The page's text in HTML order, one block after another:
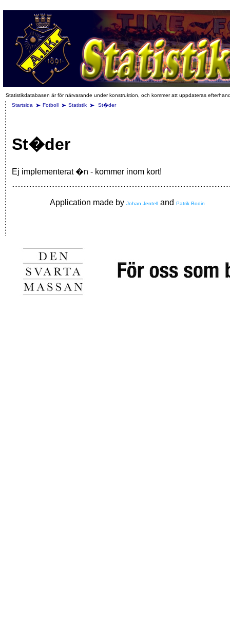
Statistikdatabasen är för närvarande under konstruktion, och kommer att uppdateras
Startsida
Fotboll Statistik St�der
St�der
Ej implementerat �n - kommer inom kort!
Application made by Johan Jentell and Patrik Bodin